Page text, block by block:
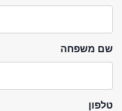
שם משפחה
טלפון